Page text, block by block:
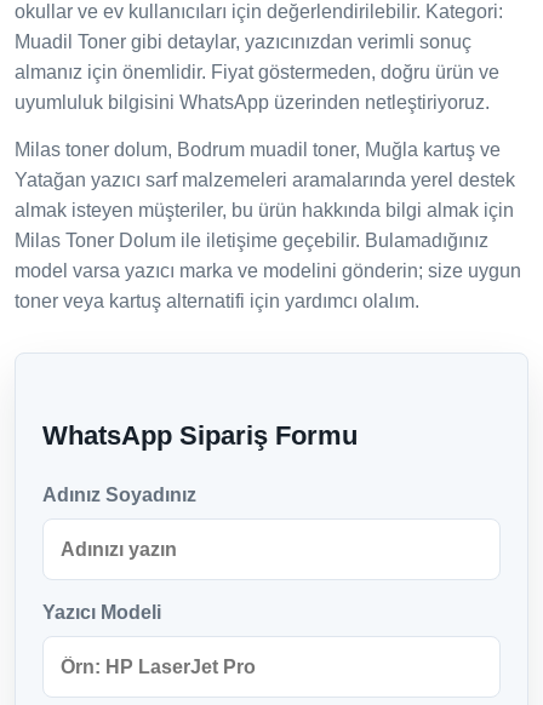
okullar ve ev kullanıcıları için değerlendirilebilir. Kategori:
Muadil Toner gibi detaylar, yazıcınızdan verimli sonuç
almanız için önemlidir. Fiyat göstermeden, doğru ürün ve
uyumluluk bilgisini WhatsApp üzerinden netleştiriyoruz.
Milas toner dolum, Bodrum muadil toner, Muğla kartuş ve
Yatağan yazıcı sarf malzemeleri aramalarında yerel destek
almak isteyen müşteriler, bu ürün hakkında bilgi almak için
Milas Toner Dolum ile iletişime geçebilir. Bulamadığınız
model varsa yazıcı marka ve modelini gönderin; size uygun
toner veya kartuş alternatifi için yardımcı olalım.
WhatsApp Sipariş Formu
Adınız Soyadınız
Yazıcı Modeli